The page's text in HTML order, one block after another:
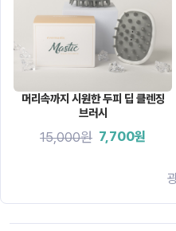
머리속까지 시원한 두피 딥 클렌징
브러시
15,000원 7,700원